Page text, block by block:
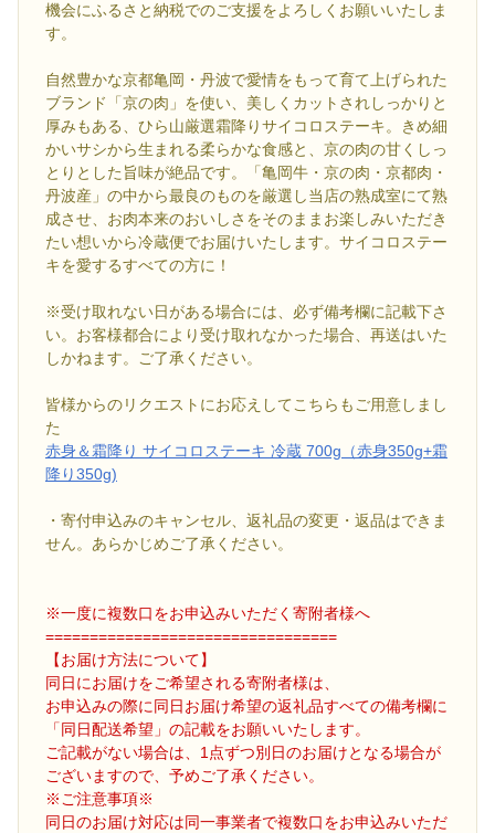
機会にふるさと納税でのご支援をよろしくお願いいたしま
す。
自然豊かな京都亀岡・丹波で愛情をもって育て上げられた
ブランド「京の肉」を使い、美しくカットされしっかりと
厚みもある、ひら山厳選霜降りサイコロステーキ。きめ細
かいサシから生まれる柔らかな食感と、京の肉の甘くしっ
とりとした旨味が絶品です。「亀岡牛・京の肉・京都肉・
丹波産」の中から最良のものを厳選し当店の熟成室にて熟
成させ、お肉本来のおいしさをそのままお楽しみいただき
たい想いから冷蔵便でお届けいたします。サイコロステー
キを愛するすべての方に！
※受け取れない日がある場合には、必ず備考欄に記載下さ
い。お客様都合により受け取れなかった場合、再送はいた
しかねます。ご了承ください。
皆様からのリクエストにお応えしてこちらもご用意しまし
た
赤身＆霜降り サイコロステーキ 冷蔵 700g（赤身350g+霜
降り350g)
・寄付申込みのキャンセル、返礼品の変更・返品はできま
せん。あらかじめご了承ください。
※一度に複数口をお申込みいただく寄附者様へ
=================================
【お届け方法について】
同日にお届けをご希望される寄附者様は、
お申込みの際に同日お届け希望の返礼品すべての備考欄に
「同日配送希望」の記載をお願いいたします。
ご記載がない場合は、1点ずつ別日のお届けとなる場合が
ございますので、予めご了承ください。
※ご注意事項※
同日のお届け対応は同一事業者で複数口をお申込みいただ